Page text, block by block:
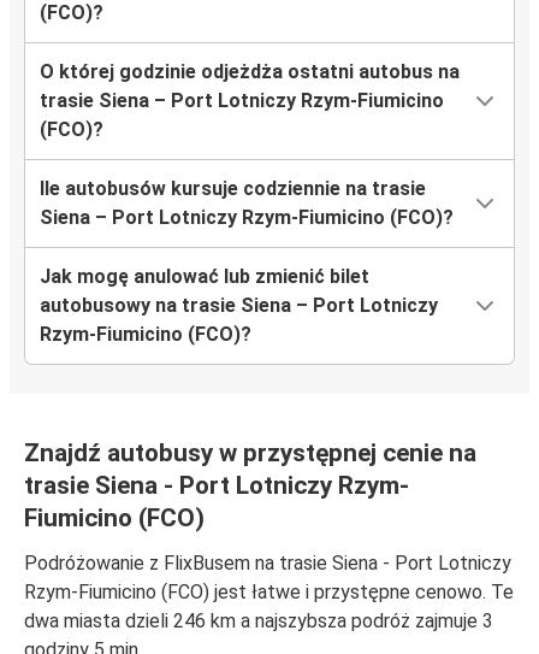
(FCO)?
O której godzinie odjeżdża ostatni autobus na
trasie Siena – Port Lotniczy Rzym-Fiumicino
(FCO)?
Ile autobusów kursuje codziennie na trasie
Siena – Port Lotniczy Rzym-Fiumicino (FCO)?
Jak mogę anulować lub zmienić bilet
autobusowy na trasie Siena – Port Lotniczy
Rzym-Fiumicino (FCO)?
Znajdź autobusy w przystępnej cenie na
trasie Siena - Port Lotniczy Rzym-
Fiumicino (FCO)
Podróżowanie z FlixBusem na trasie Siena - Port Lotniczy
Rzym-Fiumicino (FCO) jest łatwe i przystępne cenowo. Te
dwa miasta dzieli 246 km a najszybsza podróż zajmuje 3